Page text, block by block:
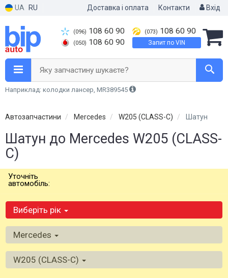
UA RU Доставка і оплата Контакти Вхід
(096) 108 60 90
(050) 108 60 90
(073) 108 60 90
Запит по VIN
Яку запчастину шукаєте?
Наприклад: колодки лансер, MR389545
Автозапчастини Mercedes W205 (CLASS-C) Шатун
Шатун до Mercedes W205 (CLASS-
C)
Уточніть
автомобіль:
Виберіть рік
Mercedes
W205 (CLASS-C)